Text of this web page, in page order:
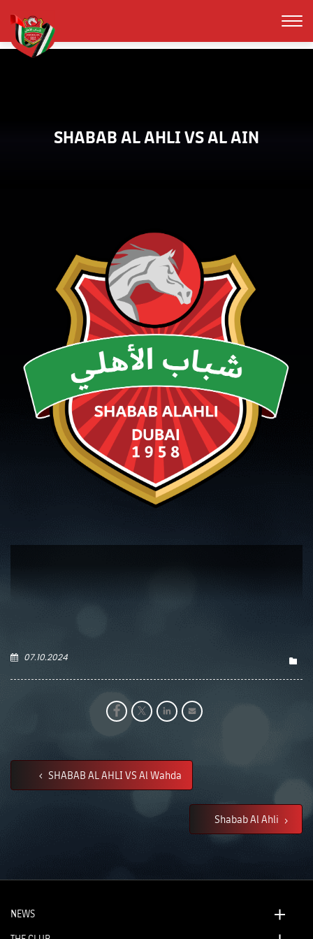
SHABAB AL AHLI VS AL AIN
07.10.2024
SHABAB AL AHLI VS Al Wahda
Shabab Al Ahli
NEWS